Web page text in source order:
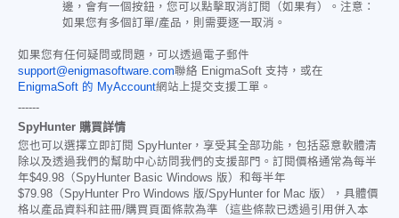
邊，會有一個按鈕，您可以點擊取消訂閱（如果有）。注意：
如果您有多個訂單/產品，則需要逐一取消。
如果您有任何疑問或問題，可以透過電子郵件
support@enigmasoftware.com聯絡 EnigmaSoft 支持，或在
EnigmaSoft 的 MyAccount網站上提交支援工單。
------
SpyHunter 購買詳情
您也可以選擇立即訂閱 SpyHunter，享受其全部功能，包括惡意軟體清
除以及透過我們的幫助中心訪問我們的支援部門。訂閱價格通常為每半
年$49.98 （SpyHunter Basic Windows 版）和每半年
$79.98 （SpyHunter Pro Windows 版/SpyHunter for Mac 版），具體價
格以產品資料和註冊/購買頁面條款為準（這些條款已透過引用併入本